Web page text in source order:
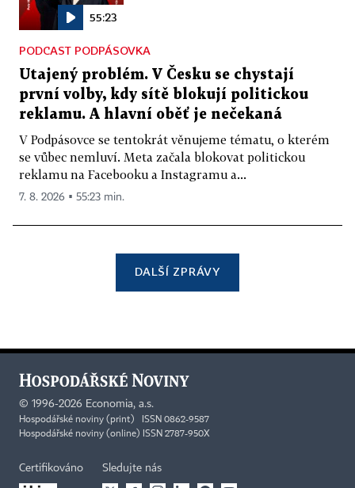
55:23
PODCAST PODPÁSOVKA
Utajený problém. V Česku se chystají
první volby, kdy sítě blokují politickou
reklamu. A hlavní oběť je nečekaná
V Podpásovce se tentokrát věnujeme tématu, o kterém
se vůbec nemluví. Meta začala blokovat politickou
reklamu na Facebooku a Instagramu a...
7. 8. 2026 ▪ 55:23 min.
DALŠÍ ZPRÁVY
© 1996-2026 Economia, a.s.
Hospodářské noviny (print) ISSN 0862-9587
Hospodářské noviny (online) ISSN 2787-950X
Certifikováno Sledujte nás